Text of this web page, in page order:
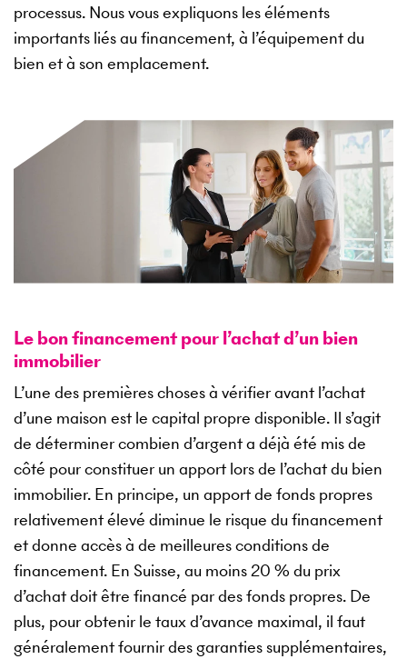
processus. Nous vous expliquons les éléments
importants liés au financement, à l’équipement du
bien et à son emplacement.
Le bon financement pour l’achat d’un bien
immobilier
L’une des premières choses à vérifier avant l’achat
d’une maison est le capital propre disponible. Il s’agit
de déterminer combien d’argent a déjà été mis de
côté pour constituer un apport lors de l’achat du bien
immobilier. En principe, un apport de fonds propres
relativement élevé diminue le risque du financement
et donne accès à de meilleures conditions de
financement. En Suisse, au moins 20 % du prix
d’achat doit être financé par des fonds propres. De
plus, pour obtenir le taux d’avance maximal, il faut
généralement fournir des garanties supplémentaires,